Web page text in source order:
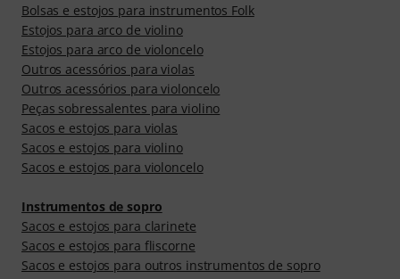
Bolsas e estojos para instrumentos Folk
Estojos para arco de violino
Estojos para arco de violoncelo
Outros acessórios para violas
Outros acessórios para violoncelo
Peças sobressalentes para violino
Sacos e estojos para violas
Sacos e estojos para violino
Sacos e estojos para violoncelo
Instrumentos de sopro
Sacos e estojos para clarinete
Sacos e estojos para fliscorne
Sacos e estojos para outros instrumentos de sopro